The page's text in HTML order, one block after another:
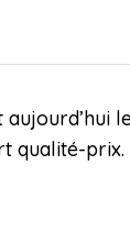
prix.